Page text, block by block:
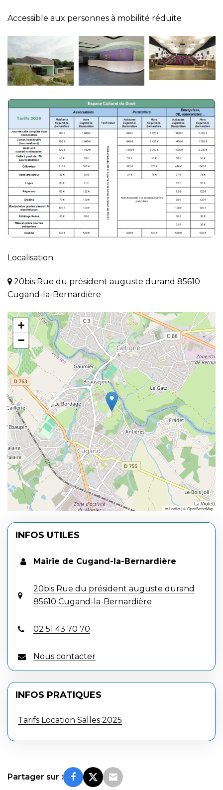
Accessible aux personnes à mobilité réduite
Localisation :
20bis Rue du président auguste durand 85610
Cugand-la-Bernardière
+
−
Leaflet|©OpenStreetMap
INFOS UTILES
Mairie de Cugand-la-Bernardière
20bis Rue du président auguste durand
85610 Cugand-la-Bernardière
02 51 43 70 70
Nous contacter
INFOS PRATIQUES
Tarifs Location Salles 2025
Partager sur :